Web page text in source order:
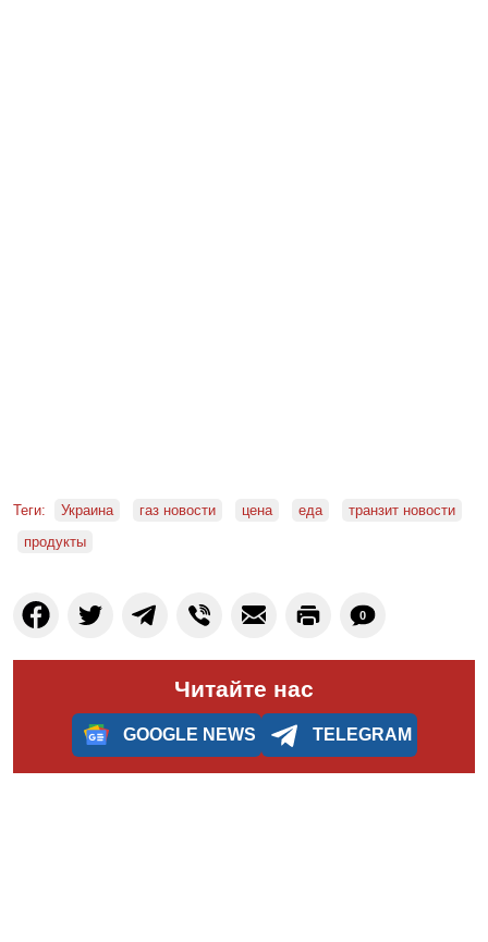
Теги: Украина газ новости цена еда
транзит новости
продукты
0
Читайте нас
GOOGLE NEWS TELEGRAM